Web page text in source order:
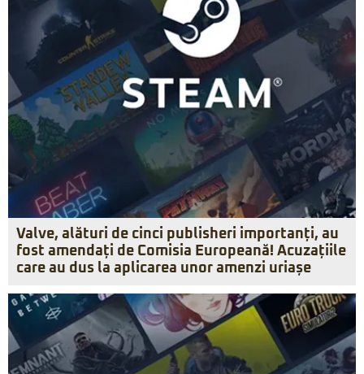
Valve, alături de cinci publisheri importanți, au
fost amendați de Comisia Europeană! Acuzațiile
care au dus la aplicarea unor amenzi uriașe